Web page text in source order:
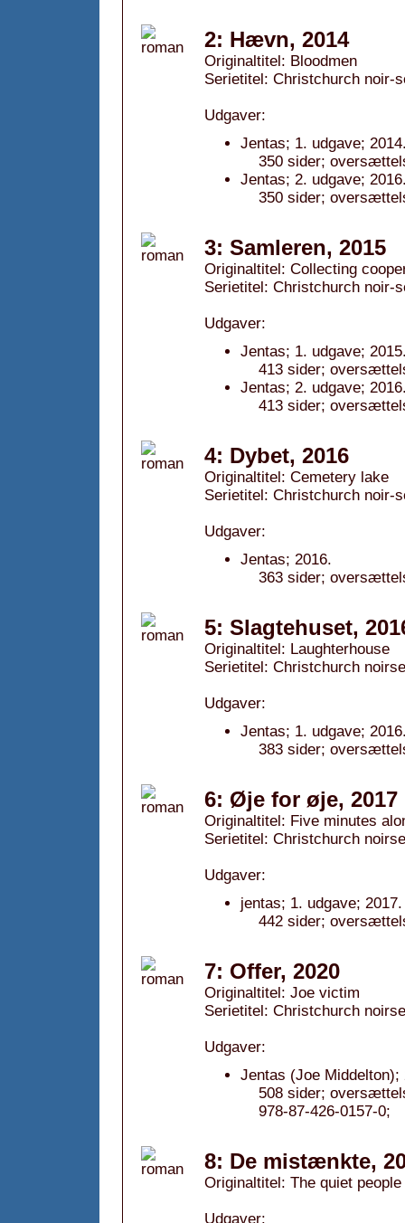
2: Hævn, 2014
Originaltitel: Bloodmen
Serietitel: Christchurch noir-
Udgaver:
Jentas; 1. udgave;
350 sider;
Jentas; 2. udgave;
350 sider;
3: Samleren, 2015
Originaltitel: Collecting
Serietitel: Christchurch noir-
Udgaver:
Jentas; 1. udgave;
413 sider;
Jentas; 2. udgave;
413 sider;
4: Dybet, 2016
Originaltitel: Cemetery lake
Serietitel: Christchurch noir-
Udgaver:
Jentas; 2016.
363 sider;
5: Slagtehuset,
Originaltitel: Laughterhouse
Serietitel: Christchurch
Udgaver:
Jentas; 1. udgave;
383 sider;
6: Øje for øje, 2017
Originaltitel: Five minutes
Serietitel: Christchurch
Udgaver:
jentas; 1. udgave; 2017.
442 sider;
7: Offer, 2020
Originaltitel: Joe victim
Serietitel: Christchurch
Udgaver:
Jentas (Joe Middelton);
508 sider;
978-87-426-0157-0;
8: De mistænkte,
Originaltitel: The quiet people
Udgaver: